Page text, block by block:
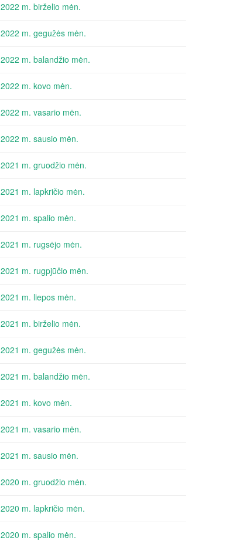
2022 m. birželio mėn.
2022 m. gegužės mėn.
2022 m. balandžio mėn.
2022 m. kovo mėn.
2022 m. vasario mėn.
2022 m. sausio mėn.
2021 m. gruodžio mėn.
2021 m. lapkričio mėn.
2021 m. spalio mėn.
2021 m. rugsėjo mėn.
2021 m. rugpjūčio mėn.
2021 m. liepos mėn.
2021 m. birželio mėn.
2021 m. gegužės mėn.
2021 m. balandžio mėn.
2021 m. kovo mėn.
2021 m. vasario mėn.
2021 m. sausio mėn.
2020 m. gruodžio mėn.
2020 m. lapkričio mėn.
2020 m. spalio mėn.